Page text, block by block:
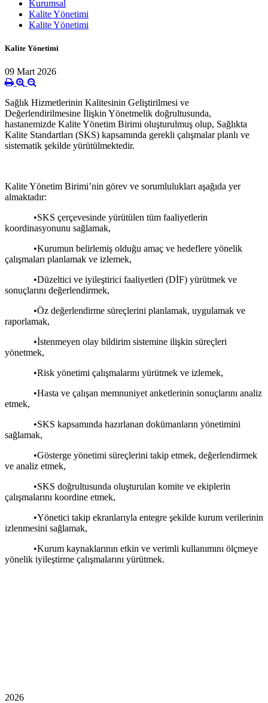
Kurumsal
Kalite Yönetimi
Kalite Yönetimi
Kalite Yönetimi
09 Mart 2026
Sağlık Hizmetlerinin Kalitesinin Geliştirilmesi ve
Değerlendirilmesine İlişkin Yönetmelik doğrultusunda,
hastanemizde Kalite Yönetim Birimi oluşturulmuş olup, Sağlıkta
Kalite Standartları (SKS) kapsamında gerekli çalışmalar planlı ve
sistematik şekilde yürütülmektedir.
Kalite Yönetim Birimi’nin görev ve sorumlulukları aşağıda yer
almaktadır:
•SKS çerçevesinde yürütülen tüm faaliyetlerin
koordinasyonunu sağlamak,
•Kurumun belirlemiş olduğu amaç ve hedeflere yönelik
çalışmaları planlamak ve izlemek,
•Düzeltici ve iyileştirici faaliyetleri (DİF) yürütmek ve
sonuçlarını değerlendirmek,
•Öz değerlendirme süreçlerini planlamak, uygulamak ve
raporlamak,
•İstenmeyen olay bildirim sistemine ilişkin süreçleri
yönetmek,
•Risk yönetimi çalışmalarını yürütmek ve izlemek,
•Hasta ve çalışan memnuniyet anketlerinin sonuçlarını analiz
etmek,
•SKS kapsamında hazırlanan dokümanların yönetimini
sağlamak,
•Gösterge yönetimi süreçlerini takip etmek, değerlendirmek
ve analiz etmek,
•SKS doğrultusunda oluşturulan komite ve ekiplerin
çalışmalarını koordine etmek,
•Yönetici takip ekranlarıyla entegre şekilde kurum verilerinin
izlenmesini sağlamak,
•Kurum kaynaklarının etkin ve verimli kullanımını ölçmeye
yönelik iyileştirme çalışmalarını yürütmek.
2026